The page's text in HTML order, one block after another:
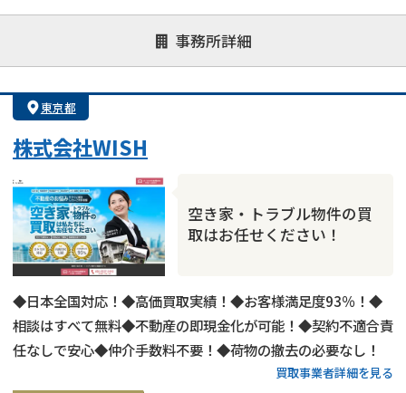
事務所詳細
オンライン面談可能
決済までが早い
1億円以上の買取可
業歴10年以上
業者案件歓迎
士業連携有り
東京都
株式会社WISH
空き家・トラブル物件の買
取はお任せください！
◆日本全国対応！◆高価買取実績！◆お客様満足度93％！◆
相談はすべて無料◆不動産の即現金化が可能！◆契約不適合責
任なしで安心◆仲介手数料不要！◆荷物の撤去の必要なし！
買取事業者詳細を見る